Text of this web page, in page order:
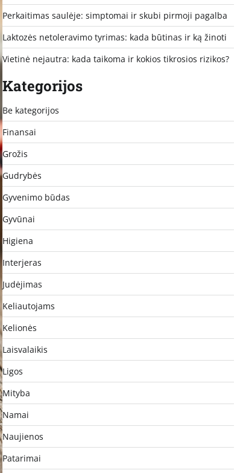
Perkaitimas saulėje: simptomai ir skubi pirmoji pagalba
Laktozės netoleravimo tyrimas: kada būtinas ir ką žinoti
Vietinė nejautra: kada taikoma ir kokios tikrosios rizikos?
Kategorijos
Be kategorijos
Finansai
Grožis
Gudrybės
Gyvenimo būdas
Gyvūnai
Higiena
Interjeras
Judėjimas
Keliautojams
Kelionės
Laisvalaikis
Ligos
Mityba
Namai
Naujienos
Patarimai